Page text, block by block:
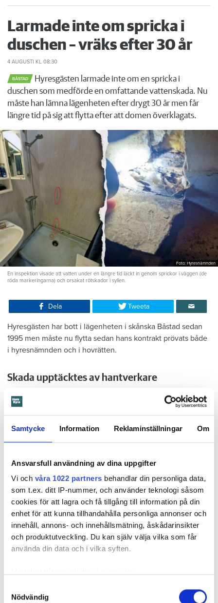
Samtycke Information Reklaminställningar Om
Ansvarsfull användning av dina uppgifter
Vi och våra 1022 partners behandlar din personliga data,
som t.ex. ditt IP-nummer, och använder teknologi såsom
cookies för att lagra och få tillgång till information på din
enhet för att kunna tillhandahålla personliga annonser och
innehåll, annons- och innehållsmätning, åskådarinsikter
och produktutveckling. Du kan själv välja vilka som får
använda din data och i vilka syften.
som kan ha en noggrannhet på upp till flera meter
Nödvändig
Larmade inte om spricka i
duschen – vräks efter 30 år
4 AUGUSTI KL 08:30
BÅSTAD
Hyresgästen larmade inte om en spricka i
duschen som medförde en omfattande vattenskada. Nu
måste han lämna lägenheten efter drygt 30 år men får
längre tid på sig att flytta efter att domen överklagats.
Foto: Hyresnämnden
En inspektion visade att vatten under en längre tid läckt in genom sprickor i väggen (de
röda markeringarna) och orsakat rötskador i syllen.
Dela Tweeta
Hyresgästen har bott i lägenheten i skånska Båstad sedan
1995 men måste nu flytta sedan hans kontrakt prövats både
i hyresnämnden och i hovrätten.
Skada upptäcktes av hantverkare
Det var när hyresvärdens hantverkare skulle byta ett
duschmunstycke under hösten förra året som en spricka i
plastmattan på väggen i duschen upptäcktes. Strax efter
detta lät värden ett företag göra en besiktning av
badrummet. Då upptäcktes att vatten läckt från den trasiga
vattenskador.
Därför sade den privata hyresvärden upp hyreskontraktet
med hänvisning till att hyresgästen inte iakttagit sin så
kallade vårdplikt (se faktaruta). Eftersom han inte gick med
på att flytta fick hyresnämnden i Malmö pröva
uppsägningen.